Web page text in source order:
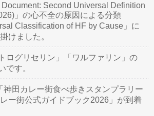
Second Universal Definition
」の心不全の原因による分類
Classification of HF by Cause」に
けました。
ログリセリン」「ワルファリン」の
です。
神田カレー街食べ歩きスタンプラリー
ー街公式ガイドブック2026」が到着